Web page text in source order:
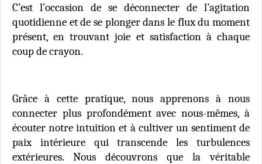
C’est l’occasion de se déconnecter de l’agitation
quotidienne et de se plonger dans le flux du moment
présent, en trouvant joie et satisfaction à chaque
coup de crayon.
Grâce à cette pratique, nous apprenons à nous
connecter plus profondément avec nous-mêmes, à
écouter notre intuition et à cultiver un sentiment de
paix intérieure qui transcende les turbulences
extérieures. Nous découvrons que la véritable